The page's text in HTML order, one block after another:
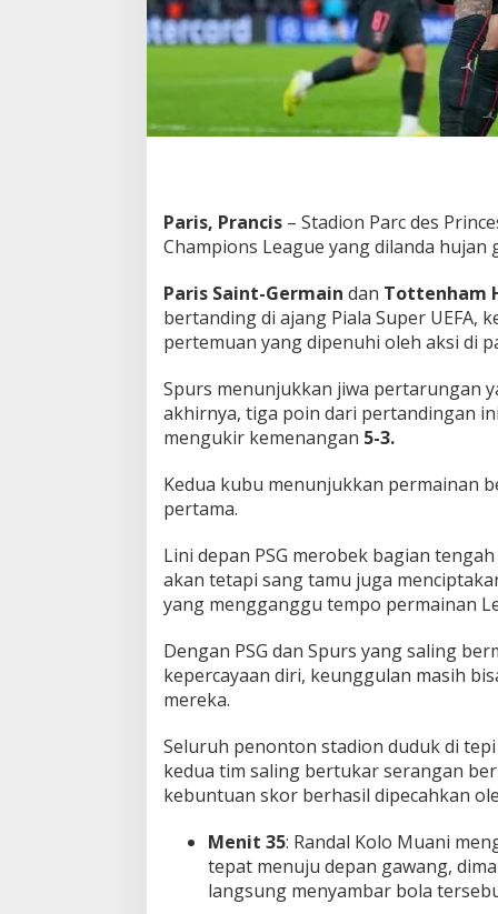
S
p
u
r
a
B
l
r
D
a
l
m
L
a
a
D
a
p
a
n
o
l
Paris, Prancis – Stadion Parc des
Champions League yang dilanda hujan
Paris Saint-Germain dan Tottenham
bertanding di ajang Piala Super UEFA,
pertemuan yang dipenuhi oleh aksi di
Spurs menunjukkan jiwa pertarungan
akhirnya, tiga poin dari pertandingan
mengukir kemenangan 5-3.
Kedua kubu menunjukkan permainan
pertama.
Lini depan PSG merobek bagian
akan tetapi sang tamu juga
yang mengganggu tempo permainan
Dengan PSG dan Spurs yang saling
kepercayaan diri, keunggulan masih
mereka.
Seluruh penonton stadion duduk di
kedua tim saling bertukar serangan
kebuntuan skor berhasil dipecahkan
Menit 35: Randal Kolo Muani
tepat menuju depan gawang,
langsung menyambar bola